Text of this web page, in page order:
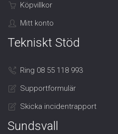
Köpvillkor
Mitt konto
Tekniskt Stöd
Ring 08 55 118 993
Supportformulär
Skicka incidentrapport
Sundsvall